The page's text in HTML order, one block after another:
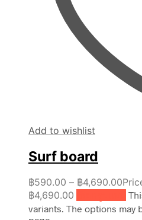
Add to wishlist
Surf board
฿590.00 – ฿4,690.00
฿4,690.00
variants. The options may